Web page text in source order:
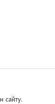
сайту.